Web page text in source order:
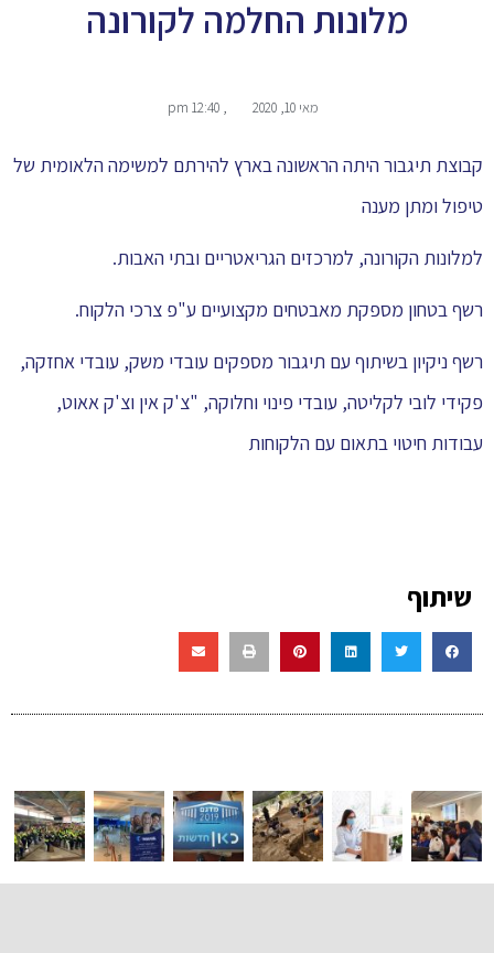
מלונות החלמה לקורונה
מאי 10, 2020 ,
12:40 pm
קבוצת תיגבור היתה הראשונה בארץ להירתם למשימה הלאומית של
טיפול ומתן מענה
למלונות הקורונה, למרכזים הגריאטריים ובתי האבות.
רשף בטחון מספקת מאבטחים מקצועיים ע"פ צרכי הלקוח.
רשף ניקיון בשיתוף עם תיגבור מספקים עובדי משק, עובדי אחזקה,
פקידי לובי לקליטה, עובדי פינוי וחלוקה, "צ'ק אין וצ'ק אאוט,
עבודות חיטוי בתאום עם הלקוחות
שיתוף